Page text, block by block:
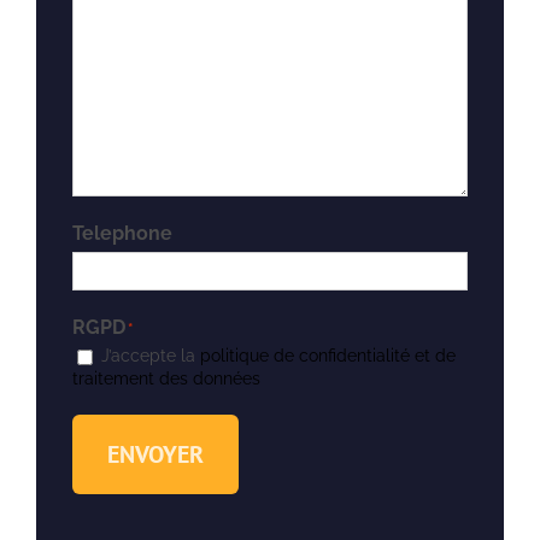
Telephone
RGPD *
J’accepte la politique de confidentialité et de
traitement des données
ENVOYER